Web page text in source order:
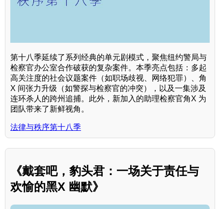
第十八季延续了系列经典的单元剧模式，聚焦纽约警局与
检察官办公室合作破获的复杂案件。本季亮点包括：多起
高关注度的社会议题案件（如职场歧视、网络犯罪）、角
X 间张力升级（如警探与检察官的冲突），以及一集涉及
连环杀人的跨州追捕。此外，新加入的助理检察官角X 为
团队带来了新鲜视角。
法律与秩序第十八季
《戴套吧，豹头君：一场关于责任与
欢愉的黑X 幽默》